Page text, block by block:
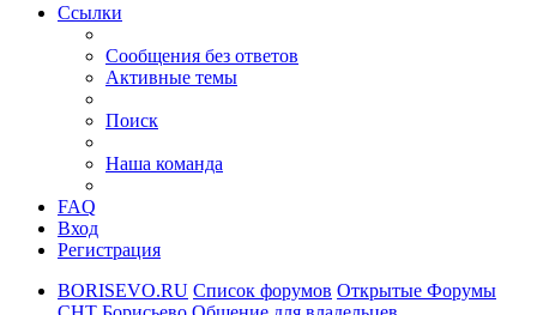
Ссылки
Сообщения без ответов
Активные темы
Поиск
Наша команда
FAQ
Вход
Регистрация
BORISEVO.RU Список форумов Открытые Форумы